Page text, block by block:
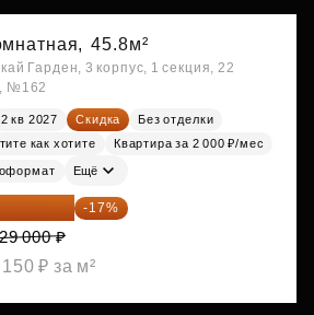
45.8м²
Гарден, 3 корпус, 1 секция, 22
№162
2 кв 2027 Скидка
Без отделки
как хотите
Квартира за 2 000 ₽/мес
Ещё
070 ₽ -17%
000 ₽
₽ за м²